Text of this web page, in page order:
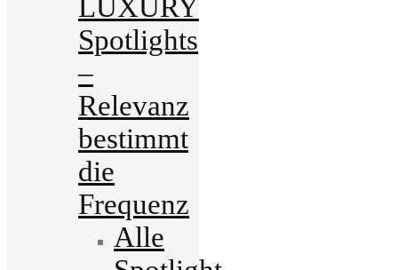
LUXURY
Spotlights
–
Relevanz
bestimmt
die
Frequenz
Alle